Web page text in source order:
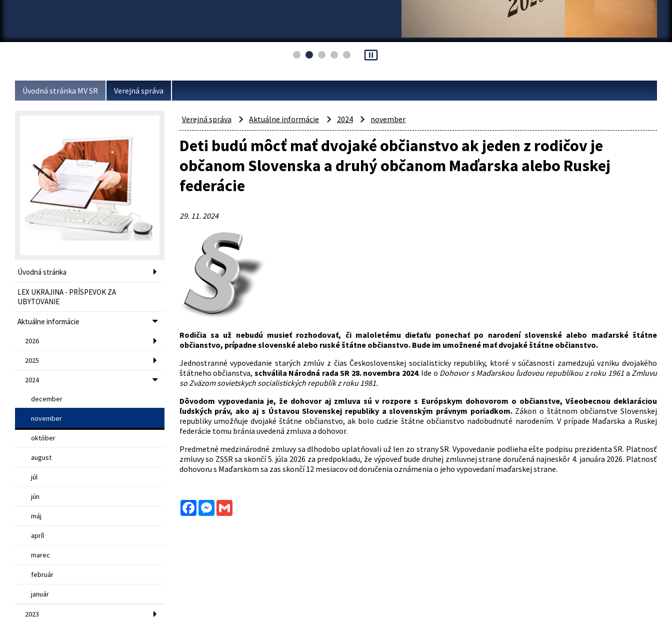
pause_presentation
Úvodná stránka MV SR Verejná správa
Úvodná stránka
LEX UKRAJINA - PRÍSPEVOK ZA
UBYTOVANIE
Aktuálne informácie
2026
2025
2024
december
november
október
august
júl
jún
máj
apríl
marec
február
január
2023
Verejná správa Aktuálne informácie 2024 november
Deti budú môcť mať dvojaké občianstvo ak jeden z rodičov je
občanom Slovenska a druhý občanom Maďarska alebo Ruskej
federácie
29. 11. 2024
Rodičia sa už nebudú musieť rozhodovať, či maloletému dieťaťu ponechať po narodení slovenské alebo maďarské štátne
občianstvo, prípadne slovenské alebo ruské štátne občianstvo. Bude im umožnené mať dvojaké štátne občianstvo.
Jednostranné vypovedanie starých zmlúv z čias Československej socialisticky republiky, ktoré v súčasnosti zamedzujú vzniku dvojakého
štátneho občianstva, schválila Národná rada SR 28. novembra 2024. Ide o Dohovor s Maďarskou ľudovou republikou z roku 1961aZmluvu
so Zväzom sovietskych socialistických republík z roku 1981.
Dôvodom vypovedania je, že dohovor aj zmluva sú v rozpore s Európskym dohovorom o občianstve, Všeobecnou deklaráciou
ľudských práv, ako aj s Ústavou Slovenskej republiky a slovenským právnym poriadkom. Zákon o štátnom občianstve Slovenskej
republiky umožňuje dvojaké štátne občianstvo, ak bolo cudzie štátne občianstvo nadobudnuté narodením. V prípade Maďarska a Ruskej
federácie tomu bránia uvedená zmluva a dohovor.
Predmetné medzinárodné zmluvy sa dlhodobo uplatňovali už len zo strany SR. Vypovedanie podlieha ešte podpisu prezidenta SR. Platnosť
zmluvy so ZSSR sa skončí 5. júla 2026 za predpokladu, že výpoveď bude druhej zmluvnej strane doručená najneskôr 4. januára 2026. Platnosť
dohovoru s Maďarskom sa zas skončí 12 mesiacov od doručenia oznámenia o jeho vypovedaní maďarskej strane.
FacebookMessenger
Gmail